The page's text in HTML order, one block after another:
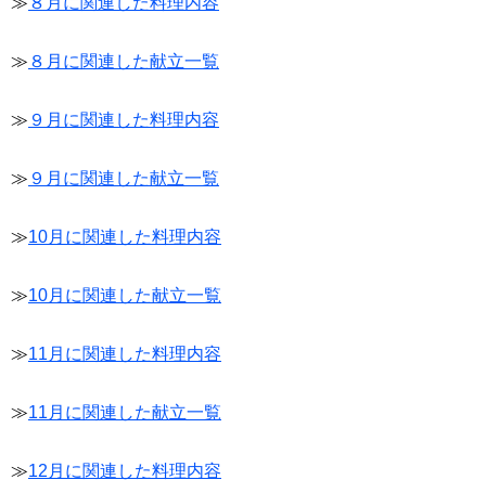
≫ ８月に関連した献立一覧
≫ ９月に関連した料理内容
≫ ９月に関連した献立一覧
≫10月に関連した料理内容
≫10月に関連した献立一覧
≫11月に関連した料理内容
≫11月に関連した献立一覧
≫12月に関連した料理内容